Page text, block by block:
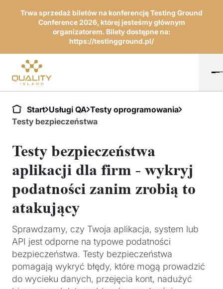
Trwa sprzedaż biletów na konferencję Testing Ground
Conference 2026, której jesteśmy głównym
organizatorem. Bilety dostępne na:
https://testingground.pl/
Start Usługi QA Testy oprogramowania
Testy bezpieczeństwa
Testy bezpieczeństwa
aplikacji dla firm - wykryj
podatności zanim zrobią to
atakujący
Sprawdzamy, czy Twoja aplikacja, system lub
API jest odporne na typowe podatności
bezpieczeństwa. Testy bezpieczeństwa
pomagają wykryć błędy, które mogą prowadzić
do wycieku danych, przejęcia kont, nadużyć